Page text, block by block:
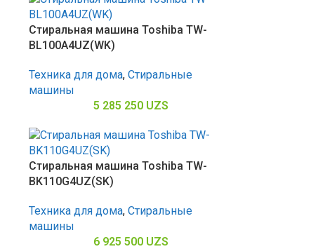
Стиральная машина Toshiba TW-
BL100A4UZ(WK)
Техника для дома, Стиральные
машины
5 285 250 UZS
Стиральная машина Toshiba TW-
BK110G4UZ(SK)
Техника для дома, Стиральные
машины
6 925 500 UZS